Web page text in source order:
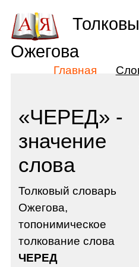
«ЧЕРЕД» -
значение
слова
Толковый словарь
Ожегова,
топонимическое
толкование слова
ЧЕРЕД
Ожегова
Главная